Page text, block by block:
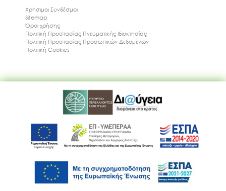
Ακολουθήστε μας
Χρήσιμοι Συνδέσμοι
Sitemap
Όροι χρήσης
Πολιτική Προστασίας Πνευματικής Ιδιοκτησίας
Πολιτική Προστασίας Προσωπικών Δεδομένων
Πολιτική Cookies